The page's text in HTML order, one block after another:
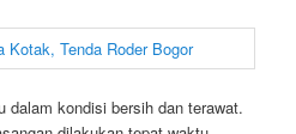
dalam kondisi bersih dan terawat.